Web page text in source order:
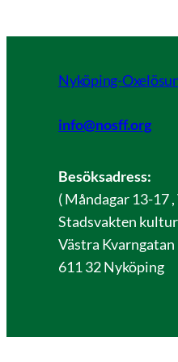
Nyköping-
info@nosff.org
Besöksadress:
( Måndagar 13-17
Stadsvakten
Västra Kvarngatan
611 32 Nyköping